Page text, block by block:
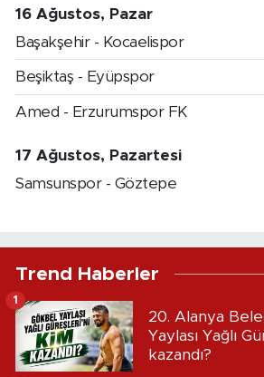
16 Ağustos, Pazar
Başakşehir - Kocaelispor
Beşiktaş - Eyüpspor
Amed - Erzurumspor FK
17 Ağustos, Pazartesi
Samsunspor - Göztepe
Trend Haberler
20. Alanya
Yaylası Yağlı
kazandı?
1